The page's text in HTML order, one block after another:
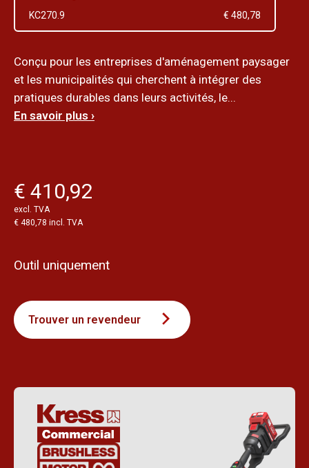
KC270.9
€ 480,78
Conçu pour les entreprises d'aménagement paysager
et les municipalités qui cherchent à intégrer des
pratiques durables dans leurs activités, le...
En savoir plus ›
€ 410,92
excl. TVA
€ 480,78 incl. TVA
Outil uniquement
Trouver un revendeur